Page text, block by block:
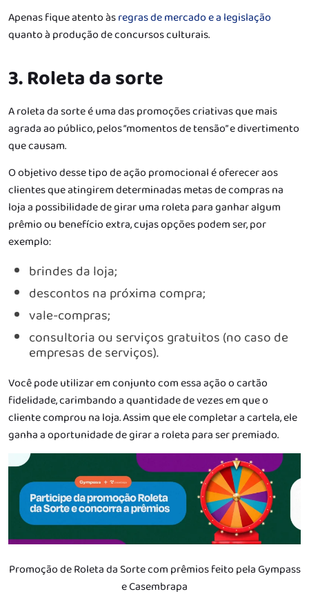
Apenas fique atento àsregras de mercado e a legislação
quanto à produção de concursos culturais.
3. Roleta da sorte
A roleta da sorte é uma das promoções criativas que mais
agrada ao público, pelos “momentos de tensão” e divertimento
que causam.
O objetivo desse tipo de ação promocional é oferecer aos
clientes que atingirem determinadas metas de compras na
loja a possibilidade de girar uma roleta para ganhar algum
prêmio ou benefício extra, cujas opções podem ser, por
exemplo:
brindes da loja;
descontos na próxima compra;
vale-compras;
consultoria ou serviços gratuitos (no caso de
empresas de serviços).
Você pode utilizar em conjunto com essa ação o cartão
fidelidade, carimbando a quantidade de vezes em que o
cliente comprou na loja. Assim que ele completar a cartela, ele
ganha a oportunidade de girar a roleta para ser premiado.
Promoção de Roleta da Sorte com prêmios feito pela Gympass
e Casembrapa